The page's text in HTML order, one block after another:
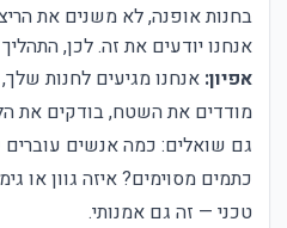
בחנות אופנה, לא משנים את
אנחנו יודעים את זה. לכן,
אפיון: אנחנו מגיעים לחנות
מודדים את השטח, בודקים את
גם שואלים: כמה אנשים עוברים
כתמים מסוימים? איזה גוון או
טכני — זה גם אמנותי.